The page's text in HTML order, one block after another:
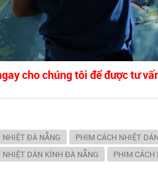
cho chúng tôi để được tư
NHIỆT ĐÀ NẴNG
PHIM CÁCH NHIỆT
NHIỆT DÁN KÍNH ĐÀ NẴNG
PHIM CÁCH